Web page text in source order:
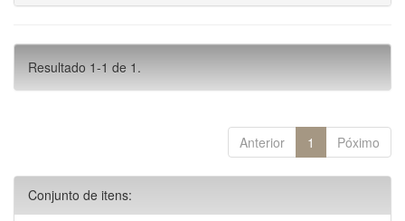
Resultado 1-1 de 1.
Anterior 1 Póximo
Conjunto de itens: